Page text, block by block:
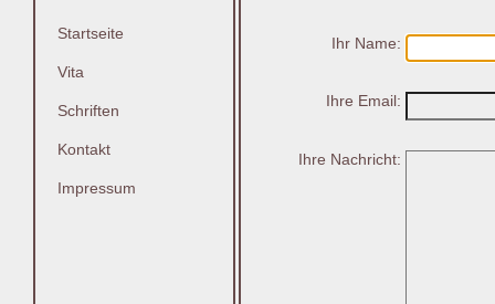
Startseite
Vita
Schriften
Kontakt
Impressum
Ihr Name:
Ihre Email:
Ihre Nachricht: